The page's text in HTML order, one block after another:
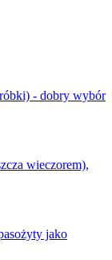
- dobry wybór
wieczorem),
jako